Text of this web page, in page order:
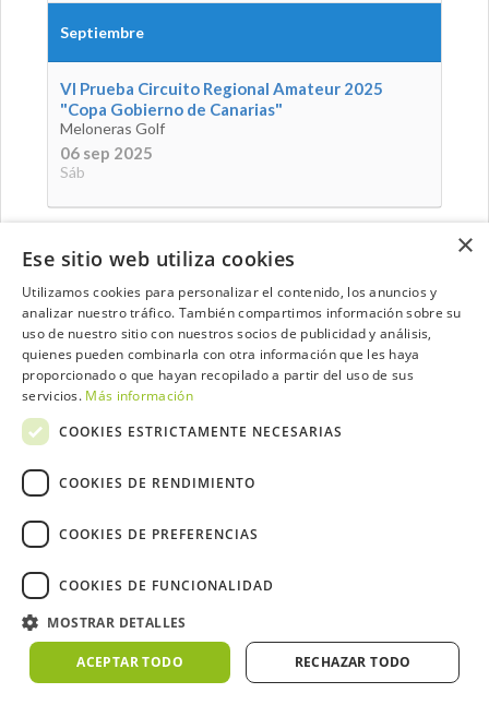
Septiembre
VI Prueba Circuito Regional Amateur 2025
"Copa Gobierno de Canarias"
Meloneras Golf
06 sep 2025
Sáb
Contacta con el equipo de NextCaddy
Opina Contacta
Política de Cookies
Política de Privacidad
Meteo ©AEMET Meteo ©DarkSky
×
Ese sitio web utiliza cookies
Utilizamos cookies para personalizar el contenido, los anuncios y
analizar nuestro tráfico. También compartimos información sobre su
uso de nuestro sitio con nuestros socios de publicidad y análisis,
quienes pueden combinarla con otra información que les haya
proporcionado o que hayan recopilado a partir del uso de sus
servicios. Más información
COOKIES ESTRICTAMENTE NECESARIAS
COOKIES DE RENDIMIENTO
COOKIES DE PREFERENCIAS
COOKIES DE FUNCIONALIDAD
MOSTRAR DETALLES
ACEPTAR TODO RECHAZAR TODO